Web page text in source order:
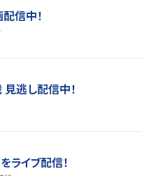
信中！
逃し配信中！
ライブ配信！